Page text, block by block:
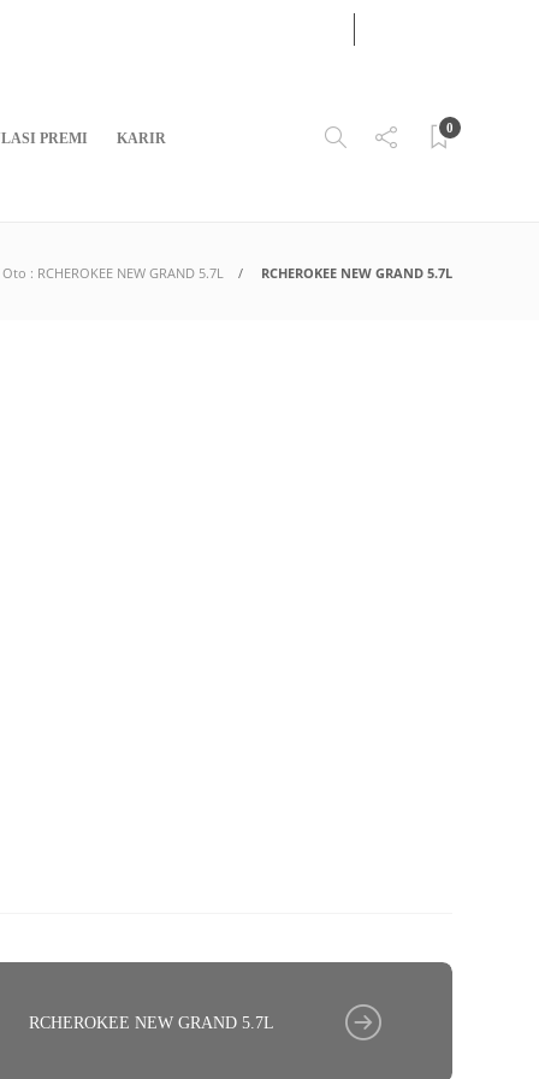
PREMI KARIR
0
: RCHEROKEE NEW GRAND 5.7L RCHEROKEE NEW GRAND 5.7L
RCHEROKEE NEW GRAND 5.7L